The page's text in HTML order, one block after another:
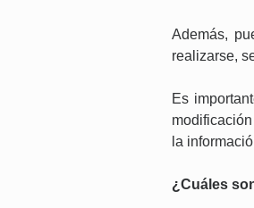
Además,
realizarse,
Es
la
¿Cuáles